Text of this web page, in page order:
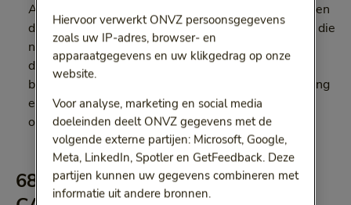
Als de Nederlandse Zorgautoriteit (NZa) u laat weten
dat wij medische gegevens over u hebben bekeken die
niet voor ons bestemd waren. Wij zullen dat nooit
doen. De opzegging moet binnen 6 weken na het
bericht van de NZa bij ons binnen zijn. Uw verzekering
eindigt dan op de 1e dag van de 2e maand na uw
opzegging.
68. Opzeggen basisverzekering via
Hiervoor verwerkt ONVZ persoonsgegevens
zoals uw IP-adres, browser- en
apparaatgegevens en uw klikgedrag op onze
website.
Voor analyse, marketing en social media
doeleinden deelt ONVZ gegevens met de
volgende externe partijen: Microsoft, Google,
Meta, LinkedIn, Spotler en GetFeedback. Deze
partijen kunnen uw gegevens combineren met
informatie uit andere bronnen.